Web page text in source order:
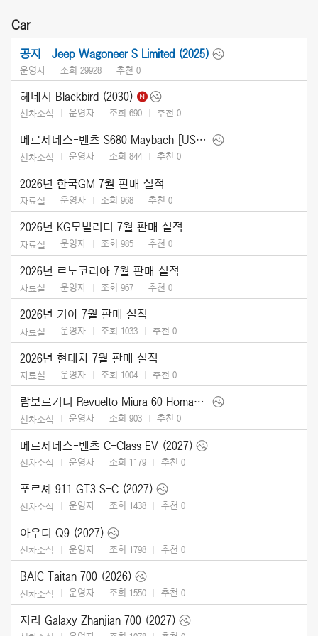
Car
공지 Jeep Wagoneer S Limited (2025)
운영자 조회 29928 추천 0
헤네시 Blackbird (2030)
신차소식 운영자 조회 690 추천 0
메르세데스-벤츠 S680 Maybach [US] (2027)
신차소식 운영자 조회 844 추천 0
2026년 한국GM 7월 판매 실적
자료실 운영자 조회 968 추천 0
2026년 KG모빌리티 7월 판매 실적
자료실 운영자 조회 985 추천 0
2026년 르노코리아 7월 판매 실적
자료실 운영자 조회 967 추천 0
2026년 기아 7월 판매 실적
자료실 운영자 조회 1033 추천 0
2026년 현대차 7월 판매 실적
자료실 운영자 조회 1004 추천 0
람보르기니 Revuelto Miura 60 Homage (2026)
신차소식 운영자 조회 903 추천 0
메르세데스-벤츠 C-Class EV (2027)
신차소식 운영자 조회 1179 추천 0
포르셰 911 GT3 S-C (2027)
신차소식 운영자 조회 1438 추천 0
아우디 Q9 (2027)
신차소식 운영자 조회 1798 추천 0
BAIC Taitan 700 (2026)
신차소식 운영자 조회 1550 추천 0
지리 Galaxy Zhanjian 700 (2027)